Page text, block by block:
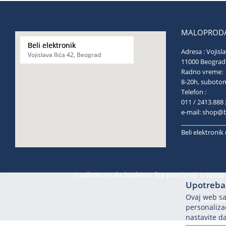
Beli elektronik
Vojislava Ilića 42, Beograd
Adresa :
11000
Radno vreme:
8-20h,
Telefon :
011 / 2413.888
e-mail:
Beli elektronik
Trudimo se da budemo što precizniji u
Beli
Ovaj web
nastavite